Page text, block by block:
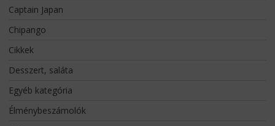
Captain Japan
Chipango
Cikkek
Desszert, saláta
Egyéb kategória
Élménybeszámolók